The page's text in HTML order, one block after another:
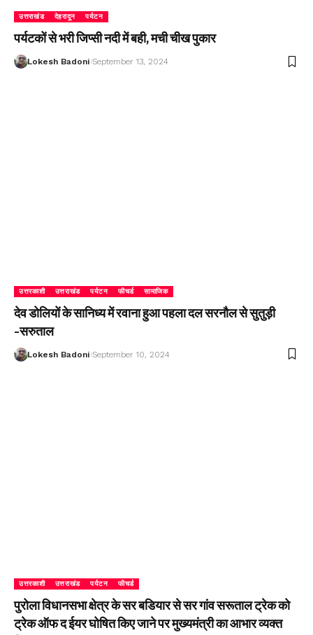
उत्तराखंड देहरादून पर्यटन
पर्यटकों से भरी जिप्सी नदी में बही, मची चीख पुकार
Lokesh Badoni September 13, 2024
उत्तरकाशी उत्तराखंड पर्यटन फीचर्ड सामाजिक
देव डोलियों के सानिध्य में रवाना हुआ पहला दल सरनौल से सुतुड़ी
-सरुताल
Lokesh Badoni September 10, 2024
उत्तरकाशी उत्तराखंड पर्यटन फीचर्ड
पुरोला विधानसभा क्षेत्र के सर बडियार से सर गांव सरूताल ट्रेक को
ट्रेक ऑफ द ईयर घोषित किए जाने पर मुख्यमंत्री का आभार व्यक्त